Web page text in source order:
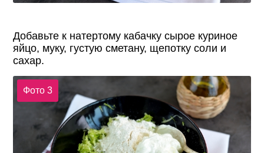
Добавьте к натертому кабачку сырое куриное
яйцо, муку, густую сметану, щепотку соли и
сахар.
Фото 3